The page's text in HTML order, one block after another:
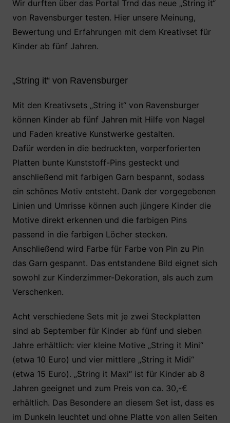
c
e
b
o
k
itt
er
at
s
A
p
er
e
st
le
n
Wir durften über das Portal Trnd das neue „String it“
von Ravensburger testen. Hier unsere Meinung,
Bewertung und Erfahrungen mit dem Kreativset für
Kinder ab fünf Jahren.
„String it“ von Ravensburger
Mit den Kreativsets „String it“ von Ravensburger
können Kinder ab fünf Jahren mit Hilfe von Nagel
und Faden kreative Kunstwerke gestalten.
Dafür werden in die bedruckten, vorperforierten
Platten bunte Kunststoff-Pins gesteckt und
anschließend mit farbigen Garn bespannt, sodass
ein schönes Motiv entsteht. Dank der vorgegebenen
Linien und Umrisse können auch jüngere Kinder die
Motive direkt erkennen und die farbigen Pins
passend in die farbigen Löcher stecken.
Anschließend wird Farbe für Farbe von Pin zu Pin
das Garn gespannt. Das entstandene Bild eignet sich
sowohl zur Kinderzimmer-Dekoration, als auch zum
Verschenken.
Acht verschiedene Sets mit je zwei Steckplatten
sind ab September für Kinder ab fünf und sieben
Jahre erhältlich: vier kleine Motive „String it Mini“
(etwa 10 Euro) und vier mittlere „String it Midi“
(etwa 15 Euro). „String it Maxi“ ist für Kinder ab 8
Jahren geeignet und zum Preis von ca. 30,-€
erhältlich. Das Besondere an diesem Set ist, dass es
im Dunkeln leuchtet und ohne Platte von allen Seiten